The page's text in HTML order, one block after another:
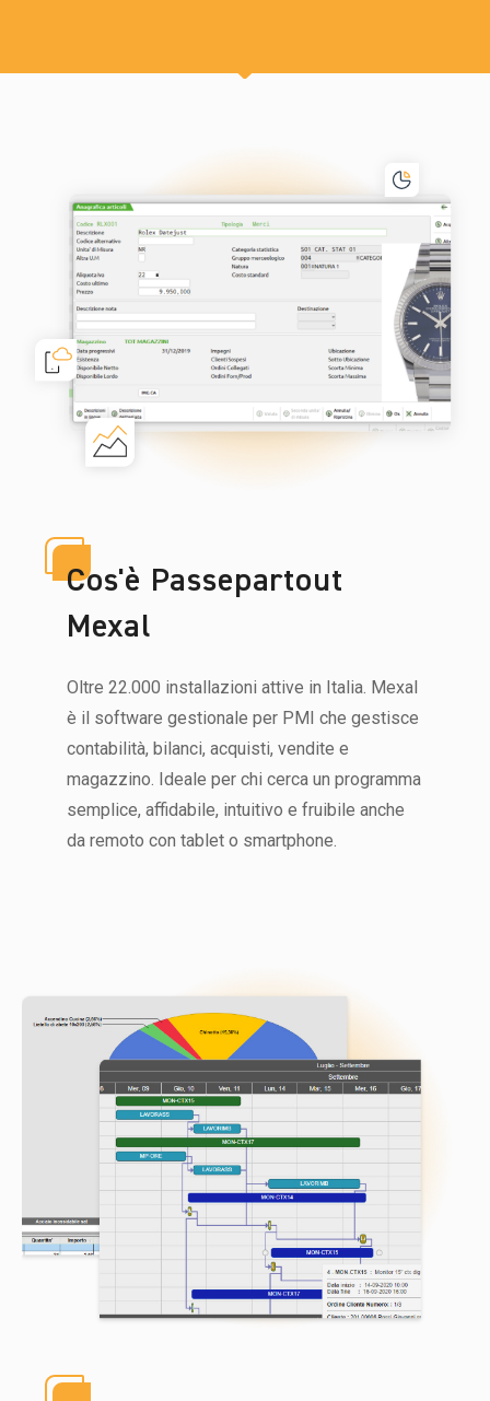
Cos'è Passepartout
Mexal
Oltre 22.000 installazioni attive in Italia. Mexal
è il software gestionale per PMI che gestisce
contabilità, bilanci, acquisti, vendite e
magazzino. Ideale per chi cerca un programma
semplice, affidabile, intuitivo e fruibile anche
da remoto con tablet o smartphone.